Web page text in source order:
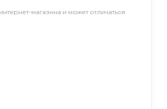
магазина и может отличаться